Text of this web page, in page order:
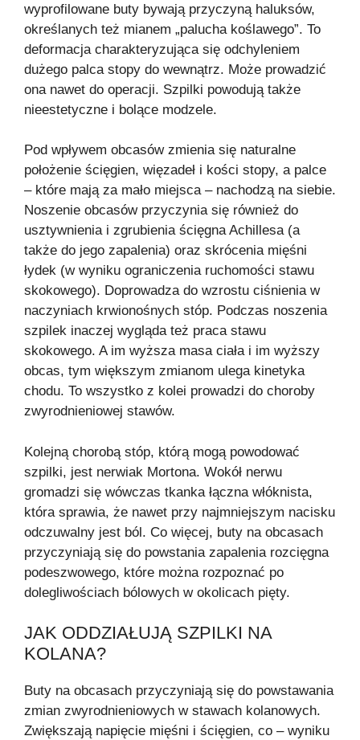
wyprofilowane buty bywają przyczyną haluksów,
określanych też mianem „palucha koślawego”. To
deformacja charakteryzująca się odchyleniem
dużego palca stopy do wewnątrz. Może prowadzić
ona nawet do operacji. Szpilki powodują także
nieestetyczne i bolące modzele.
Pod wpływem obcasów zmienia się naturalne
położenie ścięgien, więzadeł i kości stopy, a palce
– które mają za mało miejsca – nachodzą na siebie.
Noszenie obcasów przyczynia się również do
usztywnienia i zgrubienia ścięgna Achillesa (a
także do jego zapalenia) oraz skrócenia mięśni
łydek (w wyniku ograniczenia ruchomości stawu
skokowego). Doprowadza do wzrostu ciśnienia w
naczyniach krwionośnych stóp. Podczas noszenia
szpilek inaczej wygląda też praca stawu
skokowego. A im wyższa masa ciała i im wyższy
obcas, tym większym zmianom ulega kinetyka
chodu. To wszystko z kolei prowadzi do choroby
zwyrodnieniowej stawów.
Kolejną chorobą stóp, którą mogą powodować
szpilki, jest nerwiak Mortona. Wokół nerwu
gromadzi się wówczas tkanka łączna włóknista,
która sprawia, że nawet przy najmniejszym nacisku
odczuwalny jest ból. Co więcej, buty na obcasach
przyczyniają się do powstania zapalenia rozcięgna
podeszwowego, które można rozpoznać po
dolegliwościach bólowych w okolicach pięty.
JAK ODDZIAŁUJĄ SZPILKI NA
KOLANA?
Buty na obcasach przyczyniają się do powstawania
zmian zwyrodnieniowych w stawach kolanowych.
Zwiększają napięcie mięśni i ścięgien, co – wyniku